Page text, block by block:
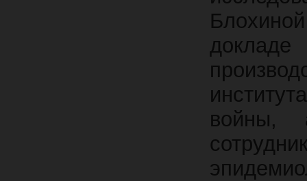
войны,